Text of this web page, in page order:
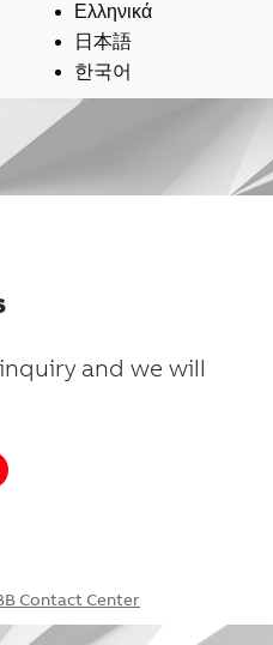
Ελληνικά
日本語
한국어
and we will
Contact Center